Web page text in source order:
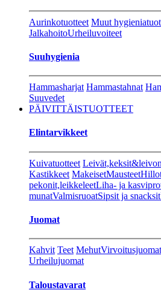
Aurinkotuotteet Muut
JalkahoitoUrheiluvoiteet
Suuhygienia
Hammasharjat Hammastahnat
Suuvedet
PÄIVITTÄISTUOTTEET
Elintarvikkeet
Kuivatuotteet
Kastikkeet MakeisetMausteet
pekonit,leikkeleetLiha- ja
munatValmisruoatSipsit ja snacksit
Juomat
Kahvit Teet MehutVirvoitusjuomat
Urheilujuomat
Taloustavarat